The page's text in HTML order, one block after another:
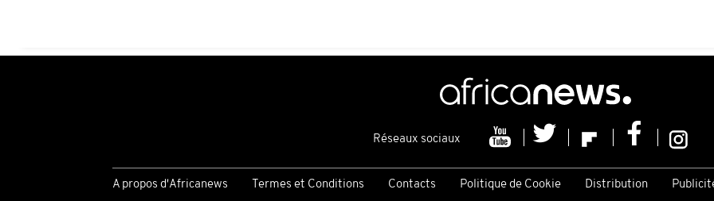
Réseaux sociaux
A propos d'Africanews Termes et Conditions Contacts Politique de Cookie Distribution